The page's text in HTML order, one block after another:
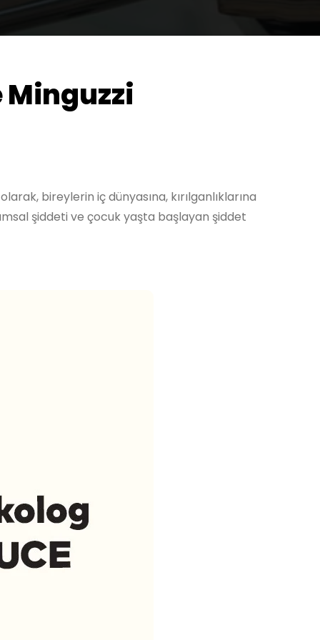
bireylerin iç dünyasına, kırılganlıklarına
şiddeti ve çocuk yaşta başlayan şiddet